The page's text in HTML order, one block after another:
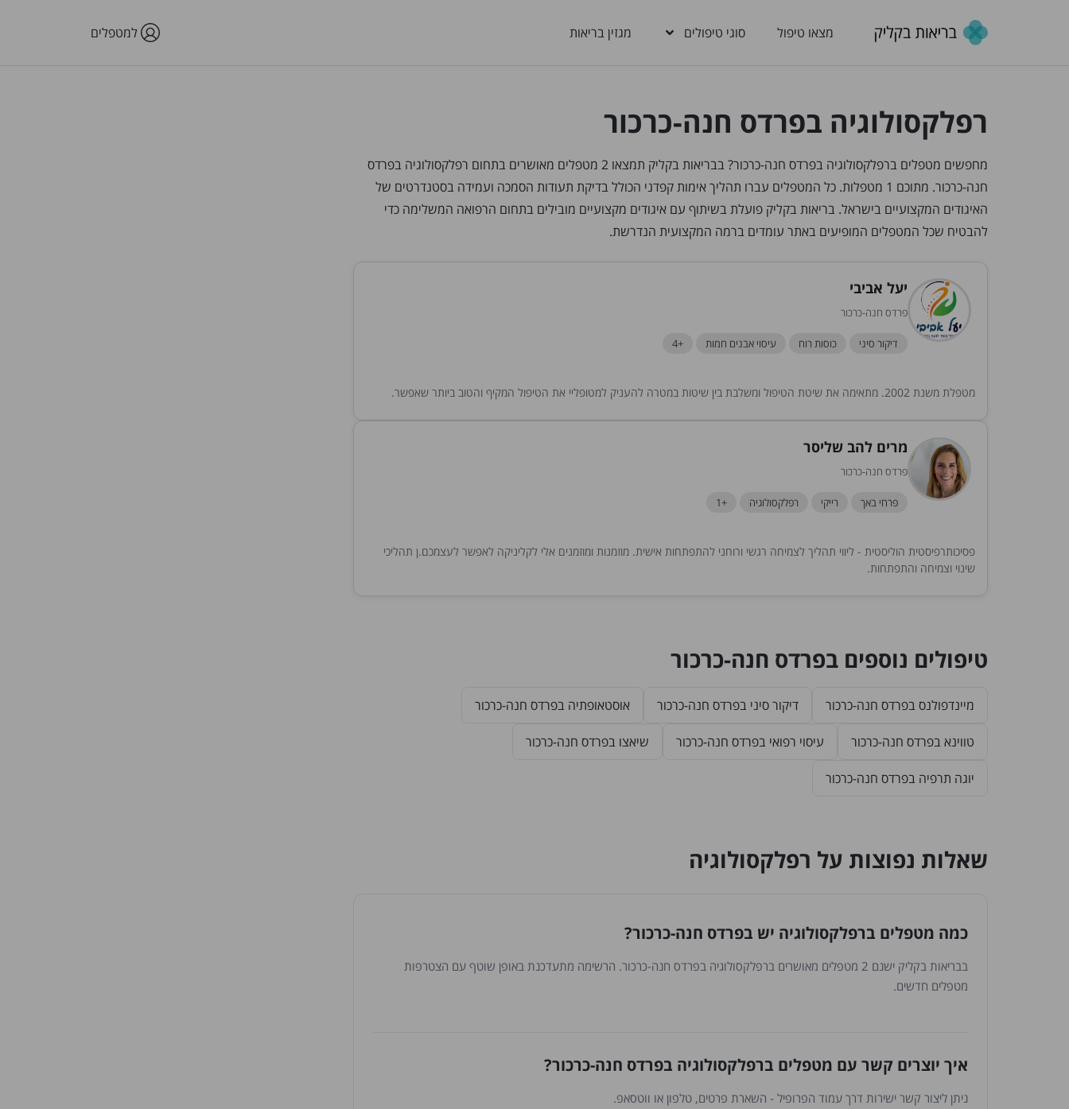
מצאו טיפול סוגי טיפולים מגזין בריאות למטפלים
רפלקסולוגיה בפרדס חנה-כרכור
מחפשים מטפלים ברפלקסולוגיה בפרדס חנה-כרכור? בבריאות בקליק תמצאו 2 מטפלים מאושרים בתחום רפלקסולוגיה בפרדס
חנה-כרכור. מתוכם 1 מטפלות. כל המטפלים עברו תהליך אימות קפדני הכולל בדיקת תעודות הסמכה ועמידה בסטנדרטים של
האיגודים המקצועיים בישראל. בריאות בקליק פועלת בשיתוף עם איגודים מקצועיים מובילים בתחום הרפואה המשלימה כדי
להבטיח שכל המטפלים המופיעים באתר עומדים ברמה המקצועית הנדרשת.
יעל אביבי
פרדס חנה-כרכור
דיקור סיני כוסות רוח עיסוי אבנים חמות +4
מטפלת משנת 2002. מתאימה את שיטת הטיפול ומשלבת בין שיטות במטרה להעניק למטופליי את הטיפול המקיף והטוב ביותר שאפשר.
מרים להב שליסר
פרדס חנה-כרכור
פרחי באך רייקי רפלקסולוגיה +1
פסיכותרפיסטית הוליסטית - ליווי תהליך לצמיחה רגשי ורוחני להתפתחות אישית. מוזמנות ומוזמנים אלי לקליניקה לאפשר לעצמכם.ן תהליכי
שינוי וצמיחה והתפתחות.
טיפולים נוספים בפרדס חנה-כרכור
מיינדפולנס בפרדס חנה-כרכור דיקור סיני בפרדס חנה-כרכור אוסטאופתיה בפרדס חנה-כרכור
טווינא בפרדס חנה-כרכור עיסוי רפואי בפרדס חנה-כרכור שיאצו בפרדס חנה-כרכור
יוגה תרפיה בפרדס חנה-כרכור
שאלות נפוצות על רפלקסולוגיה
כמה מטפלים ברפלקסולוגיה יש בפרדס חנה-כרכור?
בבריאות בקליק ישנם 2 מטפלים מאושרים ברפלקסולוגיה בפרדס חנה-כרכור. הרשימה מתעדכנת באופן שוטף עם הצטרפות
מטפלים חדשים.
איך יוצרים קשר עם מטפלים ברפלקסולוגיה בפרדס חנה-כרכור?
ניתן ליצור קשר ישירות דרך עמוד הפרופיל - השארת פרטים, טלפון או ווטסאפ.